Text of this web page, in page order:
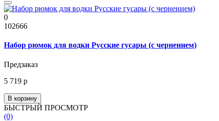
0
102666
Набор рюмок для водки Русские гусары (с чернением)
Предзаказ
5 719 р
В корзину
БЫСТРЫЙ ПРОСМОТР
(0)